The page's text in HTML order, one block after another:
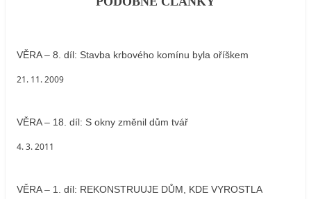
VĚRA – 8. díl: Stavba krbového komínu byla oříškem
21. 11. 2009
VĚRA – 18. díl: S okny změnil dům tvář
4. 3. 2011
VĚRA – 1. díl: REKONSTRUUJE DŮM, KDE VYROSTLA